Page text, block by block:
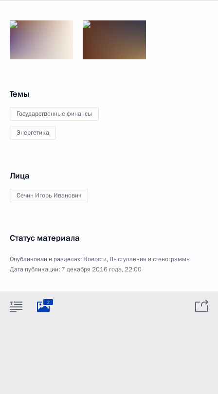
Темы
Государственные финансы
Энергетика
Лица
Сечин Игорь Иванович
Статус материала
Опубликован в разделах: Новости, Выступления и стенограммы
Дата публикации: 7 декабря 2016 года, 22:00
2